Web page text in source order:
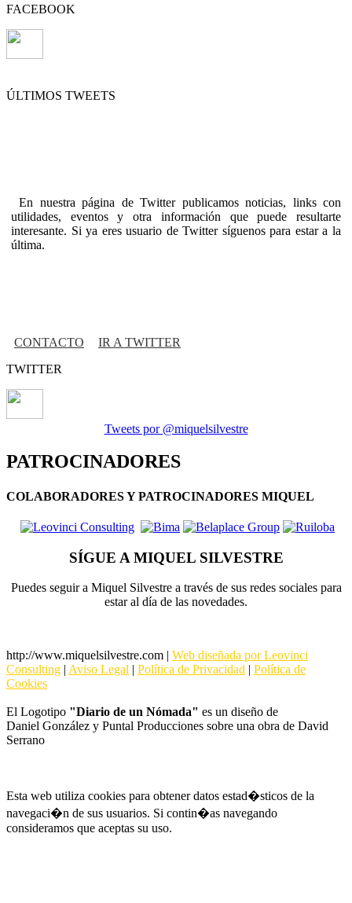
FACEBOOK
ÚLTIMOS TWEETS
En nuestra página de Twitter publicamos noticias, links con
utilidades, eventos y otra información que puede resultarte
interesante. Si ya eres usuario de Twitter síguenos para estar a la
última.
CONTACTO
IR A TWITTER
TWITTER
Tweets por @miquelsilvestre
PATROCINADORES
COLABORADORES Y PATROCINADORES MIQUEL
SÍGUE A MIQUEL SILVESTRE
Puedes seguir a Miquel Silvestre a través de sus redes socialespara
estar al día de las novedades.
http://www.miquelsilvestre.com | Web diseñada por Leovinci
Consulting | Aviso Legal | Política de Privacidad | Política de
Cookies
El Logotipo "Diario de un Nómada" es un diseño de
Daniel González y Puntal Producciones sobre una obra de David
Serrano
Esta web utiliza cookies para obtener datos estad�sticos de la
navegaci�n de sus usuarios. Si contin�as navegando
consideramos que aceptas su uso.